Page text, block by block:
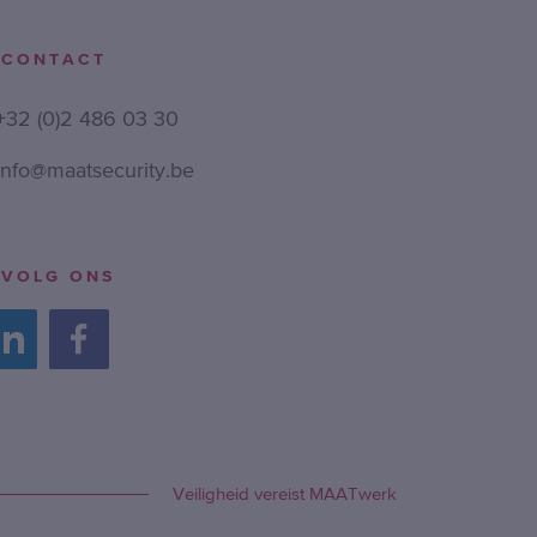
CONTACT
(0)2 486 03 30
VOLG ONS
Veiligheid vereist MAATwerk